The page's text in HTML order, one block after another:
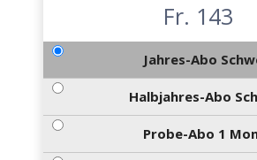
Fr. 143
Jahres-Abo
Halbjahres-Abo
Probe-Abo 1